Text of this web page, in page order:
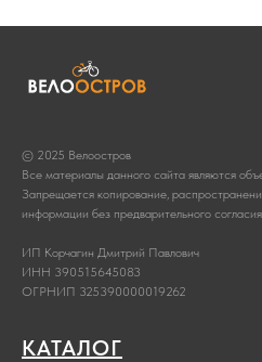
© 2025 Велоостров
Все материалы данного сайта являются
Запрещается копирование,
информации без предварительного
ИП Корчагин Дмитрий Павлович
ИНН 390515645083
ОГРНИП 325390000019262
КАТАЛОГ